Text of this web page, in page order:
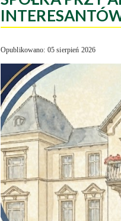
Opublikowano: 05 sierpień 2026